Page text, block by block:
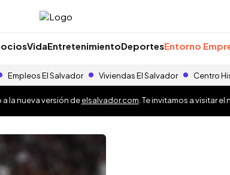
VidaEntretenimientoDeportesEntorno
Empleos El Salvador Viviendas El Salvador Centro
a la nueva versión deelsalvador.com . Te invitamos a visitar